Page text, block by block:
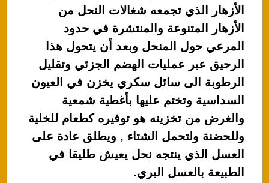
الأزهار الذي تجمعه شغالات النحل من
الأزهار المتنوعة والمنتشرة في حدود
المرعي حول المنحل وبعد أن يتحول هذا
الرحيق عبر عمليات الهضم الجزئي وتقليل
الرطوبة الى سائل سكري يخزن في العيون
السداسية وتختم عليها بأغطية شمعية
والغرض من تخزينه هو توفيره كطعام للخلية
وللحضنة ولتحمل الشتاء , ويطلق عادة على
العسل الذي ينتجه نحل يعيش طليقا في
الطبيعة بالعسل البري.